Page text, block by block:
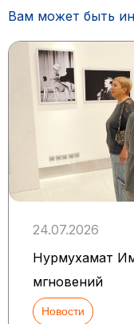
Вам может быть
24.07.2026
Нурмухамат
мгновений
Новости